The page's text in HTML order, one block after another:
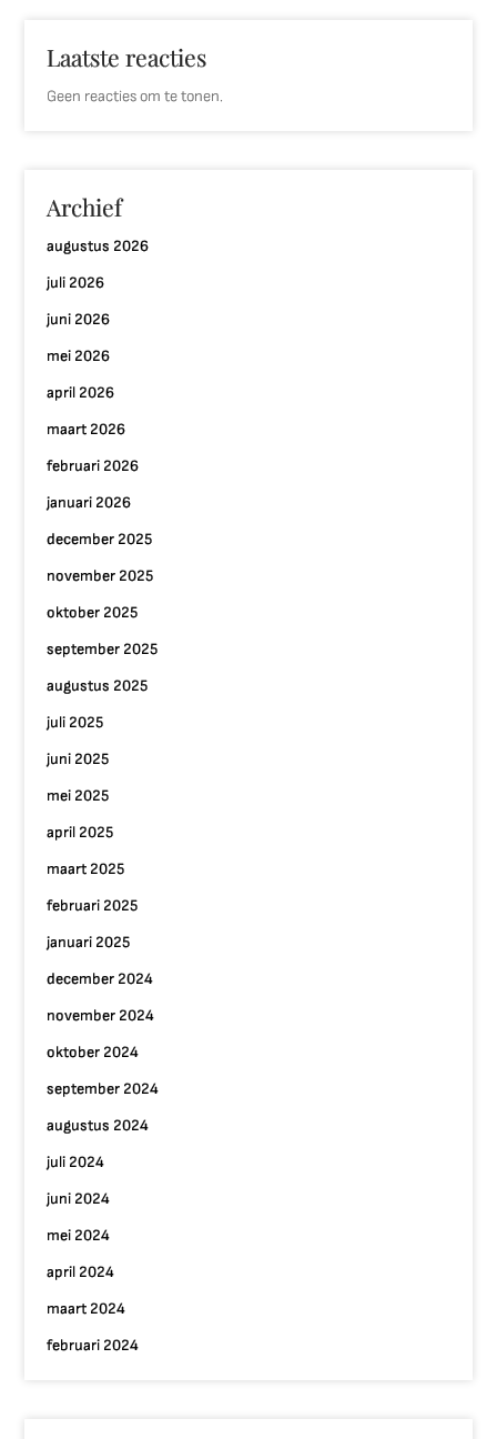
Laatste reacties
Geen reacties om te tonen.
Archief
augustus 2026
juli 2026
juni 2026
mei 2026
april 2026
maart 2026
februari 2026
januari 2026
december 2025
november 2025
oktober 2025
september 2025
augustus 2025
juli 2025
juni 2025
mei 2025
april 2025
maart 2025
februari 2025
januari 2025
december 2024
november 2024
oktober 2024
september 2024
augustus 2024
juli 2024
juni 2024
mei 2024
april 2024
maart 2024
februari 2024